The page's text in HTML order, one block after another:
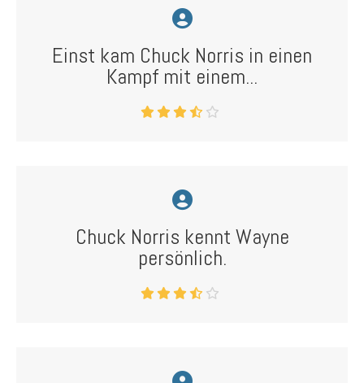
Einst kam Chuck Norris in einen
Kampf mit einem...
Chuck Norris kennt Wayne
persönlich.